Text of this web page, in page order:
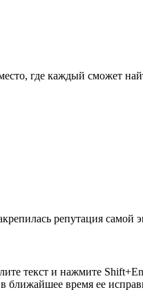
где каждый сможет
репутация самой
текст и нажмите
ближайшее время ее